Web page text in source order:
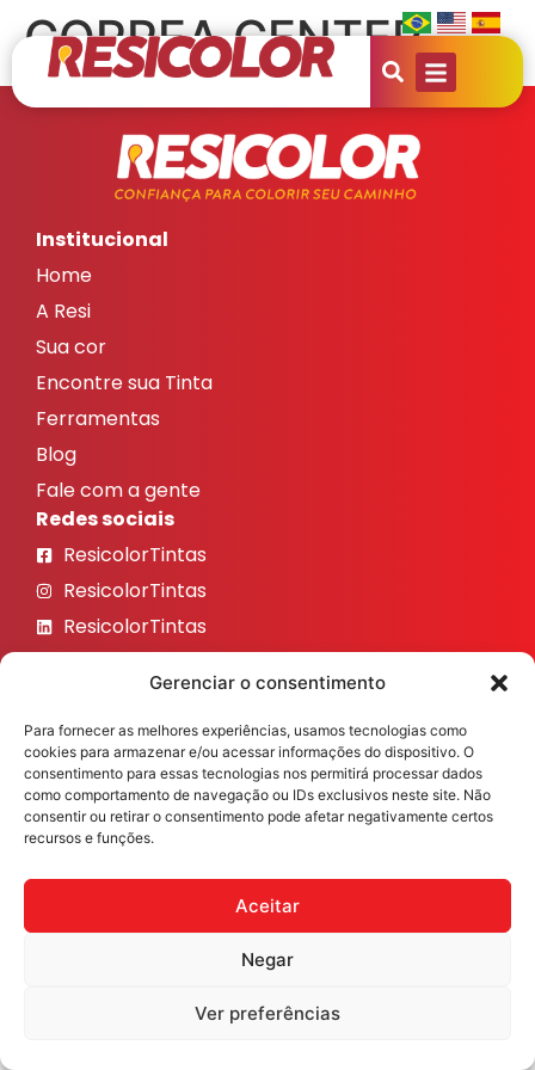
Gerenciar o consentimento
Para fornecer as melhores experiências, usamos tecnologias como
cookies para armazenar e/ou acessar informações do dispositivo. O
consentimento para essas tecnologias nos permitirá processar dados
como comportamento de navegação ou IDs exclusivos neste site. Não
consentir ou retirar o consentimento pode afetar negativamente certos
recursos e funções.
Aceitar
Negar
Ver preferências
CORREA CENTER
Institucional
Home
A Resi
Sua cor
Encontre sua Tinta
Ferramentas
Blog
Fale com a gente
Redes sociais
ResicolorTintas
ResicolorTintas
ResicolorTintas
ResicolorTintas
ResicolorTintas
Veja nosso Instagram
Desenvolvido porFast Digital 360